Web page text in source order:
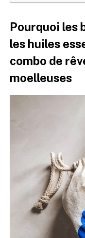
Pourquoi les
les huiles
combo de
moelleuses